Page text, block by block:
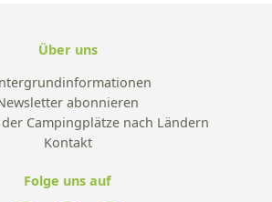
Über uns
abonnieren
Campingplätze nach Ländern
Kontakt
Folge uns auf